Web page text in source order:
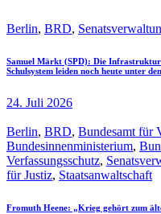
Berlin, BRD,
Samuel Märkt (SPD): Die
Schulsystem leiden noch heute unter
24. Juli 2026
Berlin, BRD, Bundesamt für
Bundesinnenministerium,
Verfassungsschutz,
für Justiz, Staatsanwaltschaft
Fromuth Heene: „Krieg gehört zum